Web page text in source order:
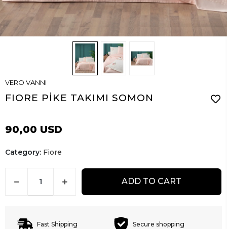
VERO VANNI
FIORE PİKE TAKIMI SOMON
90,00 USD
Category: Fiore
ADD TO CART
Fast Shipping Secure shopping